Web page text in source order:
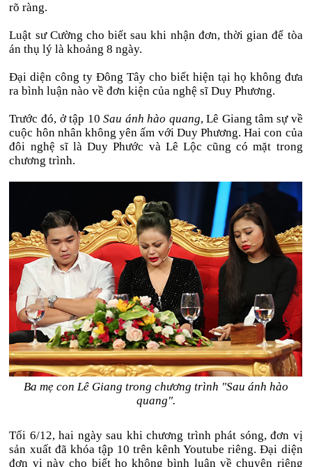
rõ ràng.
Luật sư Cường cho biết sau khi nhận đơn, thời gian để tòa
án thụ lý là khoảng 8 ngày.
Đại diện công ty Đông Tây cho biết hiện tại họ không đưa
ra bình luận nào về đơn kiện của nghệ sĩ Duy Phương.
Trước đó, ở tập 10Sau ánh hào quang, Lê Giang tâm sự về
cuộc hôn nhân không yên ấm với Duy Phương. Hai con của
đôi nghệ sĩ là Duy Phước và Lê Lộc cũng có mặt trong
chương trình.
Ba mẹ con Lê Giang trong chương trình "Sau ánh hào
quang".
Tối 6/12, hai ngày sau khi chương trình phát sóng, đơn vị
sản xuất đã khóa tập 10 trên kênh Youtube riêng. Đại diện
đơn vị này cho biết họ không bình luận về chuyện riêng